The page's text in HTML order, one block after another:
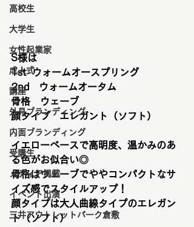
高校生
大学生
女性起業家
成人式
講座
外見ブランディング
内面ブランディング
受講生
メディア掲載
イベント出演
三井アウトレットパーク倉敷
S様は
1st  ウォームオースプリング
2nd　ウォームオータム
骨格　ウェーブ
顔タイプ　エレガント（ソフト）
イエローベースで高明度、温かみのあ
る色がお似合い◎
骨格はウェーブでややコンパクトなサ
イズ感でスタイルアップ！
顔タイプは大人曲線タイプのエレガン
ト（ソフト）